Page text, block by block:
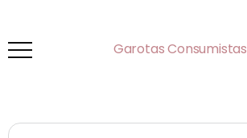
Garotas Consumistas